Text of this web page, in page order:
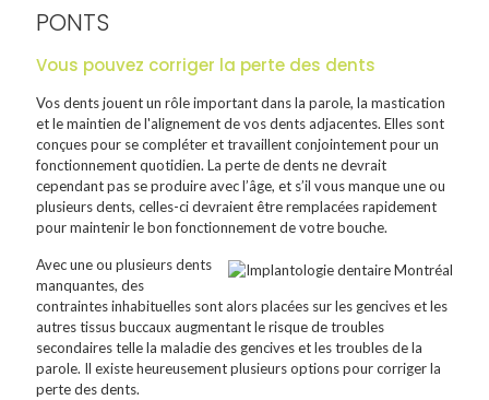
PONTS
Vous pouvez corriger la perte des dents
Vos dents jouent un rôle important dans la parole, la mastication
et le maintien de l'alignement de vos dents adjacentes. Elles sont
conçues pour se compléter et travaillent conjointement pour un
fonctionnement quotidien. La perte de dents ne devrait
cependant pas se produire avec l’âge, et s’il vous manque une ou
plusieurs dents, celles-ci devraient être remplacées rapidement
pour maintenir le bon fonctionnement de votre bouche.
Avec une ou plusieurs dents
manquantes, des
contraintes inhabituelles sont alors placées sur les gencives et les
autres tissus buccaux augmentant le risque de troubles
secondaires telle la maladie des gencives et les troubles de la
parole. Il existe heureusement plusieurs options pour corriger la
perte des dents.